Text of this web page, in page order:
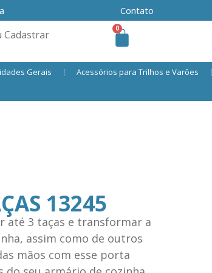
Contato
Cadastrar 0
Gerais
Acessórios para Trilhos e Varões
13245
até 3 taças e transformar a
assim como de outros
mãos com esse porta